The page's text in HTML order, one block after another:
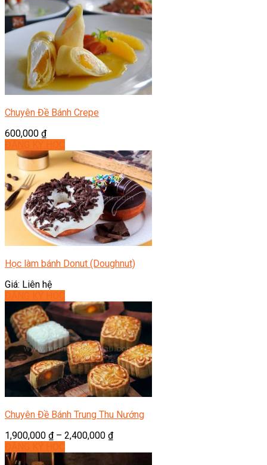
Chuyên Đề Bánh Crepe
600,000 ₫
Học làm bánh Donut (Doughnut)
Giá: Liên hệ
Chuyên Đề Bánh Trung Thu Nướng
1,900,000 ₫– 2,400,000 ₫